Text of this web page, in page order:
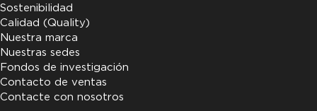
Sostenibilidad
Calidad (Quality)
Nuestra marca
Nuestras sedes
Fondos de investigación
Contacto de ventas
Contacte con nosotros